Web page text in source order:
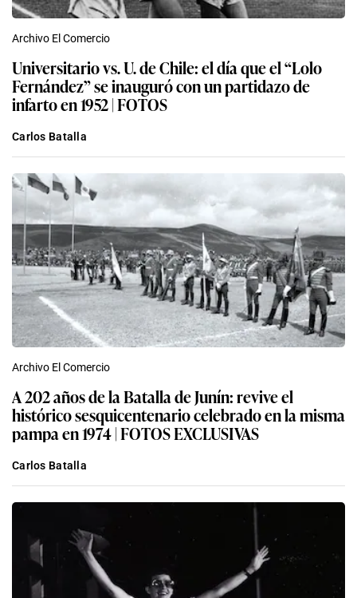
Archivo El Comercio
Universitario vs. U. de Chile: el día que el “Lolo
Fernández” se inauguró con un partidazo de
infarto en 1952 | FOTOS
Carlos Batalla
Archivo El Comercio
A 202 años de la Batalla de Junín: revive el
histórico sesquicentenario celebrado en la misma
pampa en 1974 | FOTOS EXCLUSIVAS
Carlos Batalla